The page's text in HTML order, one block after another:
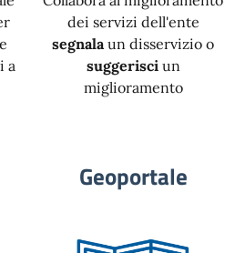
e
a
dei servizi dell'ente
segnala un disservizio o
suggerisciun
miglioramento
Geoportale